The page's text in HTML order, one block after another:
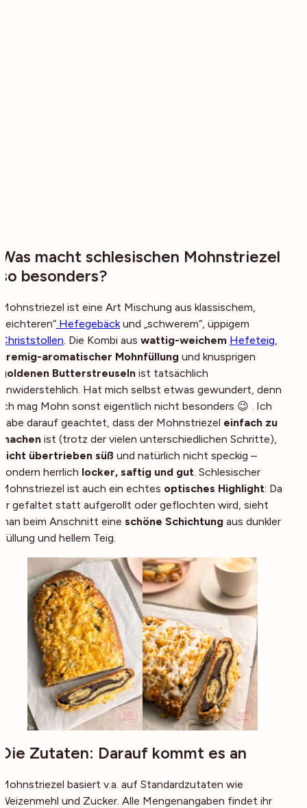
Was macht schlesischen Mohnstriezel
so besonders?
Mohnstriezel ist eine Art Mischung aus klassischem,
„leichteren“ Hefegebäckund „schwerem“, üppigem
Christstollen. Die Kombi aus wattig-weichem Hefeteig,
cremig-aromatischer Mohnfüllung und knusprigen
goldenen Butterstreuseln ist tatsächlich
unwiderstehlich. Hat mich selbst etwas gewundert, denn
ich mag Mohn sonst eigentlich nicht besonders 😉 . Ich
habe darauf geachtet, dass der Mohnstriezel einfach zu
machen ist (trotz der vielen unterschiedlichen Schritte),
nicht übertrieben süß und natürlich nicht speckig –
sondern herrlich locker, saftig und gut. Schlesischer
Mohnstriezel ist auch ein echtes optisches Highlight: Da
er gefaltet statt aufgerollt oder geflochten wird, sieht
man beim Anschnitt eine schöne Schichtung aus dunkler
Füllung und hellem Teig.
Die Zutaten: Darauf kommt es an
Mohnstriezel basiert v.a. auf Standardzutaten wie
Weizenmehl und Zucker. Alle Mengenangaben findet ihr